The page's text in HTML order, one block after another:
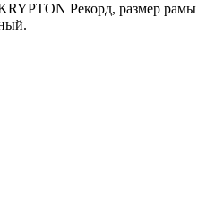
Рекорд, размер рамы